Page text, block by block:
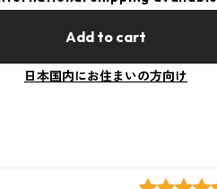
Add to cart
日本国内にお住まいの方向け